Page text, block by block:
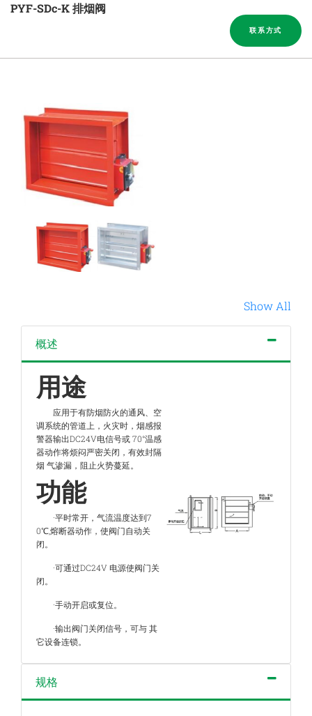
PYF-SDc-K 排烟阀
联系方式
Show All
概述
用途
应用于有防烟防火的通风、空
调系统的管道上，火灾时，烟感报
警器输出DC24V电信号或 70°温感
器动作将烦闷严密关闭，有效封隔
烟 气渗漏，阻止火势蔓延。
功能
·平时常开，气流温度达到7
0℃,熔断器动作，使阀门自动关
闭。
·可通过DC24V 电源使阀门关
闭。
·手动开启或复位。
·输出阀门关闭信号，可与 其
它设备连锁。
规格